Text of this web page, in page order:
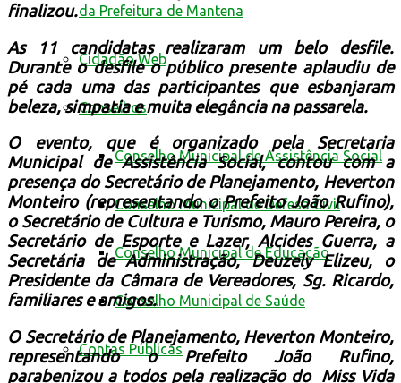
da Prefeitura de Mantena
Cidadão Web
Conselhos
Conselho Municipal de Assistência Social
Conselho Municipal de Defesa Civil
Conselho Municipal de Educação
Conselho Municipal de Saúde
Contas Públicas
finalizou.
As 11 candidatas realizaram um belo desfile.
Durante o desfile o público presente aplaudiu de
pé cada uma das participantes que esbanjaram
beleza, simpatia e muita elegância na passarela.
O evento, que é organizado pela Secretaria
Municipal de Assistência Social, contou com a
presença do Secretário de Planejamento, Heverton
Monteiro (representando o Prefeito João Rufino),
o Secretário de Cultura e Turismo, Mauro Pereira, o
Secretário de Esporte e Lazer, Alcides Guerra, a
Secretária de Administração, Deuzely Elizeu, o
Presidente da Câmara de Vereadores, Sg. Ricardo,
familiares e amigos.
O Secretário de Planejamento, Heverton Monteiro,
representando o Prefeito João Rufino,
parabenizou a todos pela realização do Miss Vida